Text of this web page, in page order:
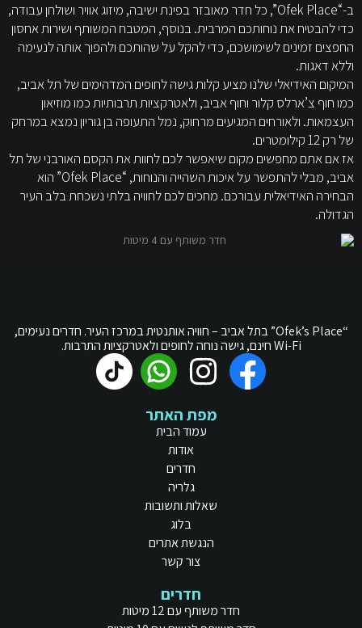
ב-“Ofek Place”, כל חדר מאובזר בפינת ישיבה, מיזוג אוויר ושולחן עבודה,
כדי להבטיח את נוחותכם המרבית. בנוסף, המטבח המשותף ושירות אחסון
החפצים זמינים לשימושכם, כדי להקל על שהותכם ולהפוך אותה לנעימה
וללא דאגות.
המיקום האידיאלי שלנו מציע קלות גישה לחופים המדהימים של תל אביב,
כמו חוף צ’ארלס קלור וחוף אביב, ולאטרקציות תרבותיות כמו מוזיאון
העצמאות. ולאורחים המגיעים מרחוק, נמל התעופה בן גוריון נמצא במרחק
של רק 12 קילומטרים.
אז אם אתם מחפשים מקום שיאפשר לכם לחוות את הקסם האורבני של תל
אביב, מבלי להתפשר על איכות השהייה והנוחות, “Ofek Place” הוא
הבחירה האידיאלית עבורכם. מחכים לכם לחוויה בלתי נשכחת בלב העיר
הגדולה.
“Ofek’s Place” בתל אביב – חוויה אותנטית במרכז העיר. חדרים נעימים,
Wi-Fi חינם, גישה נוחה לחופים ולאטרקציות התרבות.
מפת האתר
עמוד הבית
אודות
חדרים
גלריה
שאלות ותשובות
בלוג
הנגשת אתרים
צור קשר
חדרים
חדר משותף עם 12 מיטות